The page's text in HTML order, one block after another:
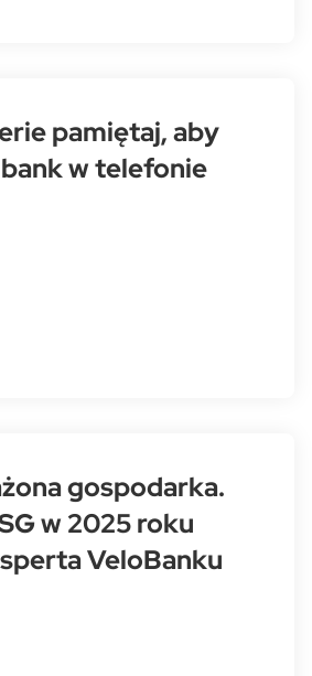
pamiętaj, aby
w telefonie
gospodarka.
w 2025 roku
VeloBanku